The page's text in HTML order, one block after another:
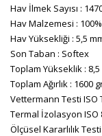
Hav İlmek Sayısı :
Hav Malzemesi :
Hav Yüksekliği : 5,5
Son Taban : Softex
Toplam Yükseklik : 8,5
Toplam Ağırlık : 1600
Vettermann Testi ISO
Termal İzolasyon ISO
Ölçüsel Kararlılık